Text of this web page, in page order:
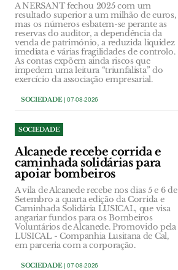
A NERSANT fechou 2025 com um
resultado superior a um milhão de euros,
mas os números esbatem-se perante as
reservas do auditor, a dependência da
venda de património, a reduzida liquidez
imediata e várias fragilidades de controlo.
As contas expõem ainda riscos que
impedem uma leitura “triunfalista” do
exercício da associação empresarial.
SOCIEDADE| 07-08-2026
SOCIEDADE
Alcanede recebe corrida e
caminhada solidárias para
apoiar bombeiros
A vila de Alcanede recebe nos dias 5 e 6 de
Setembro a quarta edição da Corrida e
Caminhada Solidária LUSICAL, que visa
angariar fundos para os Bombeiros
Voluntários de Alcanede. Promovido pela
LUSICAL - Companhia Lusitana de Cal,
em parceria com a corporação.
SOCIEDADE| 07-08-2026